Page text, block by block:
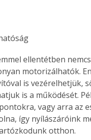
az
Old
új,
egyedi
Bővebb
Együtt jobban
könyvek
párosítással
áron, 0 Ft
ellentétben
motorizálhatók.
is vezérelhetjük,
is a működését.
vagy arra az
így nyílászáróink
otthon.